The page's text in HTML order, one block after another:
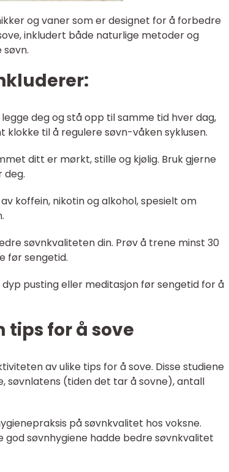
og vaner som er designet for å forbedre
inkludert både naturlige metoder og
deg og stå opp til samme tid hver dag,
til å regulere søvn-våken syklusen.
ditt er mørkt, stille og kjølig. Bruk gjerne
deg.
koffein, nikotin og alkohol, spesielt om
søvnkvaliteten din. Prøv å trene minst 30
før sengetid.
pusting eller meditasjon før sengetid for å
for å sove
av ulike tips for å sove. Disse studiene
søvnlatens (tiden det tar å sovne), antall
på søvnkvalitet hos voksne.
søvnhygiene hadde bedre søvnkvalitet